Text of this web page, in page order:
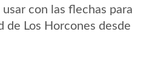
con las flechas para
de Los Horcones desde